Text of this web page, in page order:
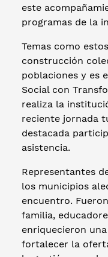
este
programas de la
Temas como
construcción
poblaciones y es
Social con
realiza la
reciente jornada
destacada
asistencia.
Representantes
los municipios
encuentro.
familia,
enriquecieron
fortalecer la